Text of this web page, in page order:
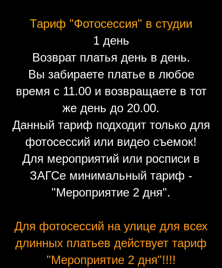
Тариф "Фотосессия" в студии
1 день
Возврат платья день в день.
Вы забираете платье в любое
время с 11.00 и возвращаете в тот
же день до 20.00.
Данный тариф подходит только для
фотосессий или видео съемок!
Для мероприятий или росписи в
ЗАГСе минимальный тариф -
"Мероприятие 2 дня".
Для фотосессий на улице для всех
длинных платьев действует тариф
"Мероприятие 2 дня"!!!!